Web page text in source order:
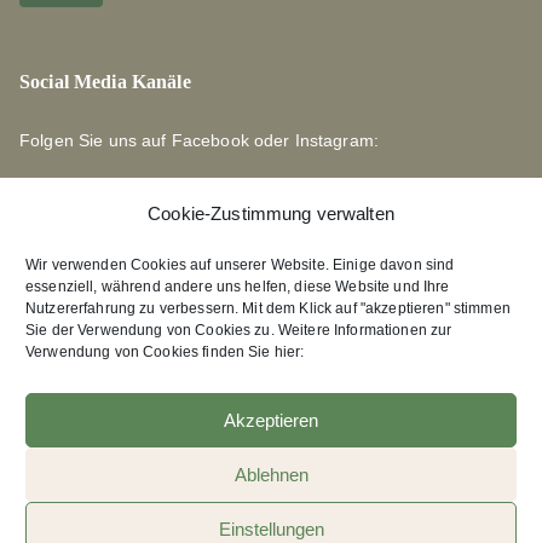
Cookie-Zustimmung verwalten
Wir verwenden Cookies auf unserer Website. Einige davon sind
essenziell, während andere uns helfen, diese Website und Ihre
Nutzererfahrung zu verbessern. Mit dem Klick auf "akzeptieren" stimmen
Sie der Verwendung von Cookies zu. Weitere Informationen zur
Verwendung von Cookies finden Sie hier:
Akzeptieren
Ablehnen
Einstellungen
Social Media Kanäle
Folgen Sie uns auf Facebook oder Instagram:
Links zu unseren Partnerverlagen
Edition Bärenklau